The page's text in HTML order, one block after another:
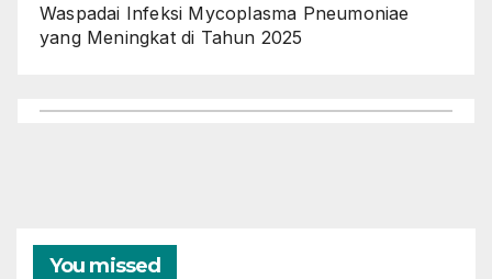
Waspadai Infeksi Mycoplasma Pneumoniae
yang Meningkat di Tahun 2025
You missed